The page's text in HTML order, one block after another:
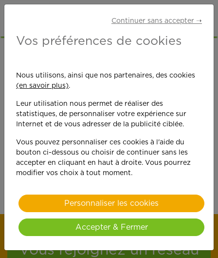
Les bonnes raisons
nous rejoindre
Vous rejoignez un réseau
Continuer sans accepter ➝
Vos préférences de cookies
Nous utilisons, ainsi que nos partenaires, des cookies
(en savoir plus).
Leur utilisation nous permet de réaliser des
statistiques, de personnaliser votre expérience sur
Internet et de vous adresser de la publicité ciblée.
Vous pouvez personnaliser ces cookies à l'aide du
bouton ci-dessous ou choisir de continuer sans les
accepter en cliquant en haut à droite. Vous pourrez
modifier vos choix à tout moment.
Personnaliser les cookies
Accepter & Fermer